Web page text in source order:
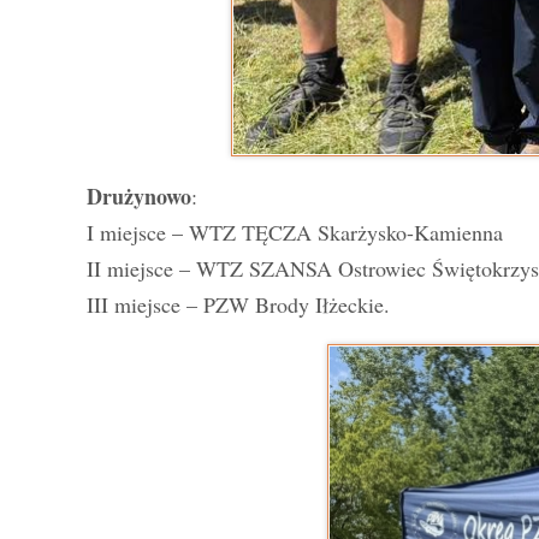
Drużynowo:
I miejsce – WTZ TĘCZA Skarżysko-Kamienna
II miejsce – WTZ SZANSA Ostrowiec
III miejsce – PZW Brody Iłżeckie.